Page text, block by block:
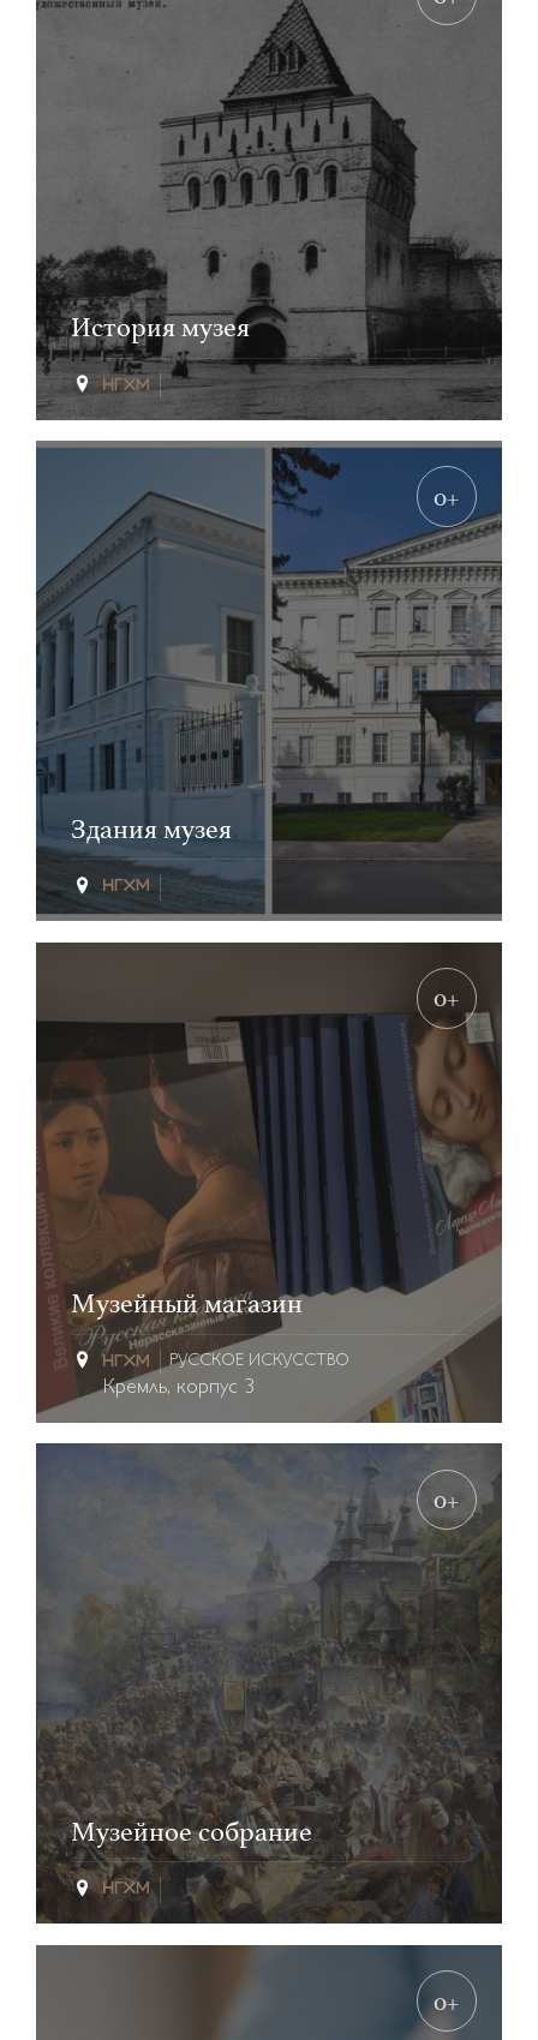
История музея
0+
Здания музея
0+
Музейный магазин
РУССКОЕ ИСКУССТВО
Кремль, корпус 3
0+
Музейное собрание
0+